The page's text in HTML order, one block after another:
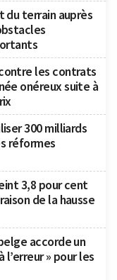
du terrain auprès
les contrats
onéreux suite à
300 milliards
réformes
3,8 pour cent
de la hausse
accorde un
» pour les